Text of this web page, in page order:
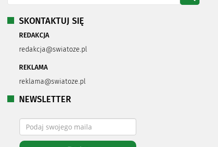
SKONTAKTUJ SIĘ
REDAKCJA
redakcja@swiatoze.pl
REKLAMA
reklama@swiatoze.pl
NEWSLETTER